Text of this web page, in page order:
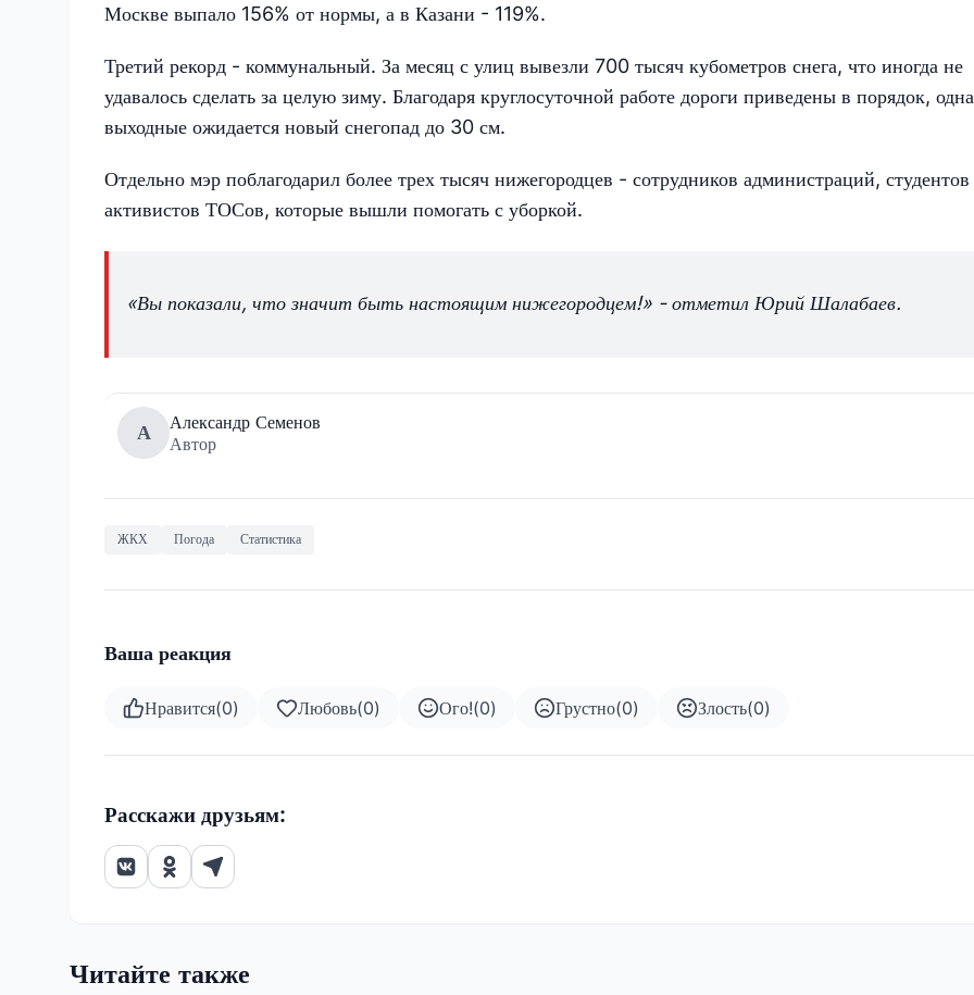
Москве выпало 156% от нормы, а в Казани - 119%.
Третий рекорд - коммунальный. За месяц с улиц вывезли 700 тысяч кубометров снега, что иногда не
удавалось сделать за целую зиму. Благодаря круглосуточной работе дороги приведены в порядок,
выходные ожидается новый снегопад до 30 см.
Отдельно мэр поблагодарил более трех тысяч нижегородцев - сотрудников администраций, студентов
активистов ТОСов, которые вышли помогать с уборкой.
«Вы показали, что значит быть настоящим нижегородцем!» - отметил Юрий Шалабаев.
А
Александр Семенов
Автор
ЖКХ Погода Статистика
Ваша реакция
Нравится(0) Любовь(0) Ого!(0) Грустно(0) Злость(0)
Расскажи друзьям:
Читайте также